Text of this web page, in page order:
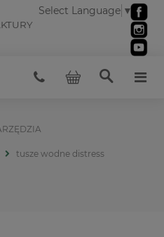
Select Language ▼
tusze wodne distress